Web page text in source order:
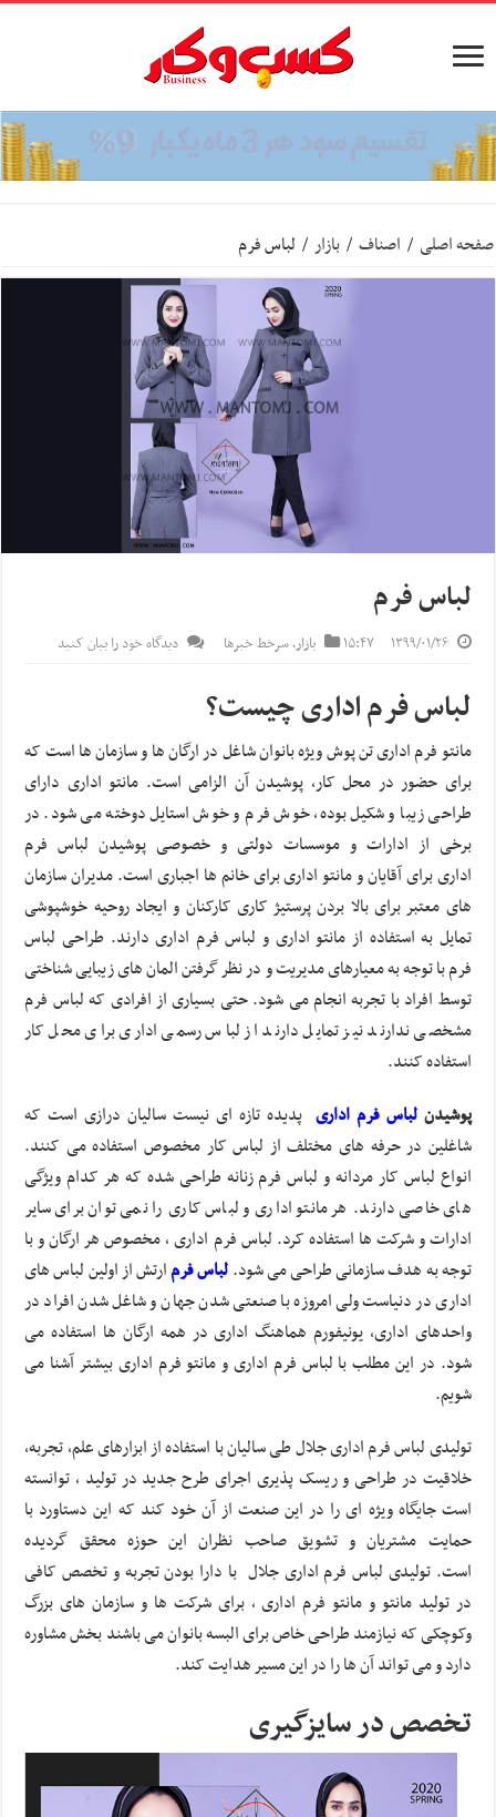
صفحه اصلی / اصناف / بازار / لباس فرم
لباس فرم
۱۳۹۹/۰۱/۲۶ ۱۵:۴۷ بازار,سرخط خبرها دیدگاه خود را بیان کنید
لباس فرم اداری چیست؟
مانتو فرم اداری تن پوش ویژه بانوان شاغل در ارگان ها و سازمان ها است که
برای حضور در محل کار، پوشیدن آن الزامی است. مانتو اداری دارای
طراحی زیبا و شکیل بوده، خوش فرم و خوش استایل دوخته می شود. در
برخی از ادارات و موسسات دولتی و خصوصی پوشیدن لباس فرم
اداری برای آقایان و مانتو اداری برای خانم ها اجباری است. مدیران سازمان
های معتبر برای بالا بردن پرستیژ کاری کارکنان و ایجاد روحیه خوشپوشی
تمایل به استفاده از مانتو اداری و لباس فرم اداری دارند. طراحی لباس
فرم با توجه به معیارهای مدیریت و در نظر گرفتن المان های زیبایی شناختی
توسط افراد با تجربه انجام می شود. حتی بسیاری از افرادی که لباس فرم
مشخصی ندارند نیز تمایل دارند از لباس رسمی اداری برای محل کار
استفاده کنند.
پوشیدنلباس فرم اداری پدیده تازه ای نیست سالیان درازی است که
شاغلین در حرفه های مختلف از لباس کار مخصوص استفاده می کنند.
انواع لباس کار مردانه و لباس فرم زنانه طراحی شده که هر کدام ویژگی
های خاصی دارند. هر مانتو اداری و لباس کاری را نمی توان برای سایر
ادارات و شرکت ها استفاده کرد. لباس فرم اداری ، مخصوص هر ارگان و با
توجه به هدف سازمانی طراحی می شود.لباس فرمارتش از اولین لباس های
اداری در دنیاست ولی امروزه با صنعتی شدن جهان و شاغل شدن افراد در
واحدهای اداری، یونیفورم هماهنگ اداری در همه ارگان ها استفاده می
شود. در این مطلب با لباس فرم اداری و مانتو فرم اداری بیشتر آشنا می
شویم.
تولیدی لباس فرم اداری جلال طی سالیان با استفاده از ابزارهای علم، تجربه،
خلاقیت در طراحی و ریسک پذیری اجرای طرح جدید در تولید ، توانسته
است جایگاه ویژه ای را در این صنعت از آن خود کند که این دستاورد با
حمایت مشتریان و تشویق صاحب نظران این حوزه محقق گردیده
است. تولیدی لباس فرم اداری جلال با دارا بودن تجربه و تخصص کافی
در تولید مانتو و مانتو فرم اداری ، برای شرکت ها و سازمان های بزرگ
وکوچکی که نیازمند طراحی خاص برای البسه بانوان می باشند بخش مشاوره
دارد و می تواند آن ها را در این مسیر هدایت کند.
تخصص در سایزگیری